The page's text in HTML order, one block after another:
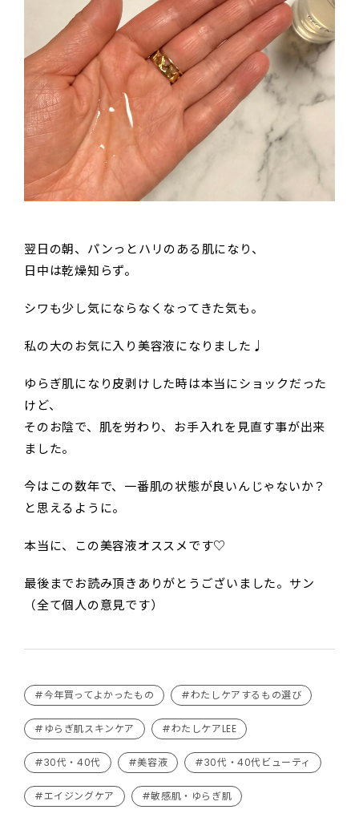
翌日の朝、パンっとハリのある肌になり、
日中は乾燥知らず。
シワも少し気にならなくなってきた気も。
私の大のお気に入り美容液になりました♩
ゆらぎ肌になり皮剥けした時は本当にショックだった
けど、
そのお陰で、肌を労わり、お手入れを見直す事が出来
ました。
今はこの数年で、一番肌の状態が良いんじゃないか？
と思えるように。
本当に、この美容液オススメです♡
最後までお読み頂きありがとうございました。サン
（全て個人の意見です）
#今年買ってよかったもの #わたしケアするもの選び
#ゆらぎ肌スキンケア #わたしケアLEE
#30代・40代 #美容液 #30代・40代ビューティ
#エイジングケア #敏感肌・ゆらぎ肌